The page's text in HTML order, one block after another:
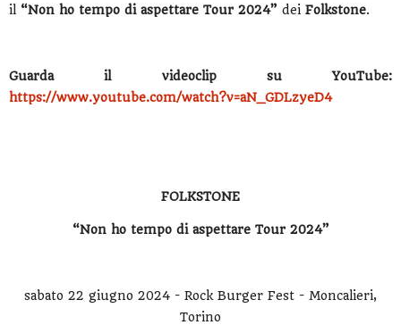
il “Non ho tempo di aspettare Tour 2024” dei Folkstone.
Guarda il videoclip su YouTube:
https://www.youtube.com/watch?v=aN_GDLzyeD4
FOLKSTONE
“Non ho tempo di aspettare Tour 2024”
sabato 22 giugno 2024 - Rock Burger Fest - Moncalieri,
Torino